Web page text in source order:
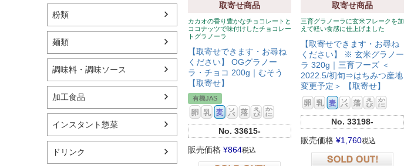
粉類
麺類
調味料・調味ソース
加工食品
インスタント惣菜
ドリンク
取寄せ商品
カカオの香り豊かなチョコレートと
ココナッツで味付けしたチョコレー
トグラノーラ
【取寄せできます・お尋ね
ください】 OGグラノー
ラ・チョコ 200g｜むそう
【取寄せ】
有機JAS
No. 33615-
販売価格 ¥864税込
取寄せ商品
三育グラノーラに玄米フレークを加
えて軽い食感に仕上げました
【取寄せできます・お尋ね
ください】 ※ 玄米グラノー
ラ 320g｜三育フーズ ＜
2022.5/初旬⇒はちみつ産地
変更予定＞ 【取寄せ】
No. 33198-
販売価格 ¥1,760税込